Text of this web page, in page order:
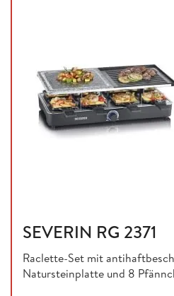
SEVERIN RG 2371
Raclette-Set mit
Natursteinplatte und 8